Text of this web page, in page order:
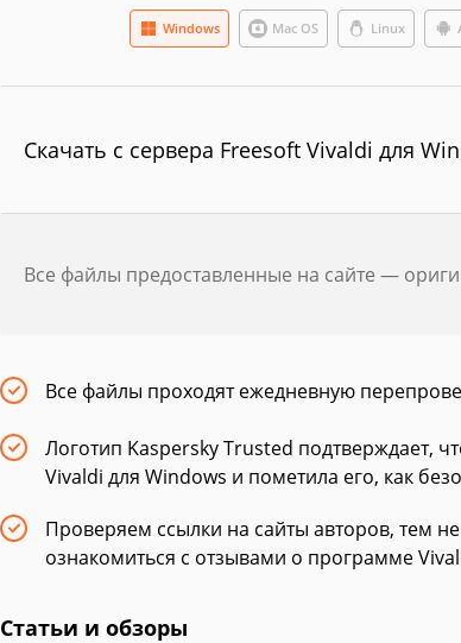
Windows Mac OS Linux
Скачать с сервера Freesoft Vivaldi для
Все файлы предоставленные на сайте —
Все файлы проходят ежедневную
Логотип Kaspersky Trusted подтверждает,
Vivaldi для Windows и пометила его, как
Проверяем ссылки на сайты авторов, тем
ознакомиться с отзывами о программе
Статьи и обзоры